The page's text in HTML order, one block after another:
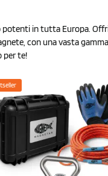
in tutta Europa.
con una vasta
per te!